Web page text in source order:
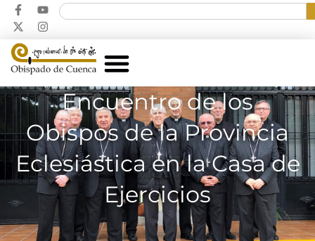
Encuentro de los
Obispos de la Provincia
Eclesiástica en la Casa de
Ejercicios